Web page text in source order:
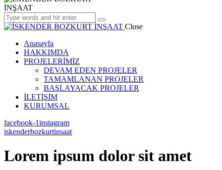
Close
Anasayfa
HAKKIMDA
PROJELERİMİZ
DEVAM EDEN PROJELER
TAMAMLANAN PROJELER
BAŞLAYACAK PROJELER
İLETİŞİM
KURUMSAL
facebook-1instagram
iskenderbozkurtinsaat
Lorem ipsum dolor sit amet